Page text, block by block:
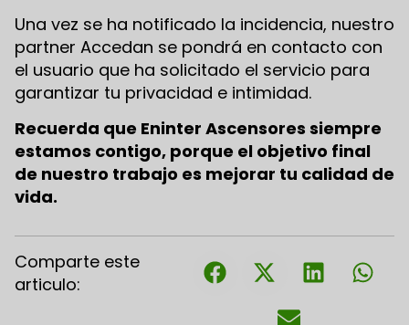
Una vez se ha notificado la incidencia, nuestro
partner Accedan se pondrá en contacto con
el usuario que ha solicitado el servicio para
garantizar tu privacidad e intimidad.
Recuerda que Eninter Ascensores siempre
estamos contigo, porque el objetivo final
de nuestro trabajo es mejorar tu calidad de
vida.
Comparte este
articulo: